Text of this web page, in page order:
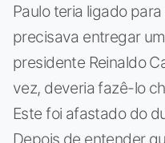
Paulo teria ligado
precisava entregar
presidente Reinaldo
vez, deveria fazê-lo
Este foi afastado do
Depois de entender